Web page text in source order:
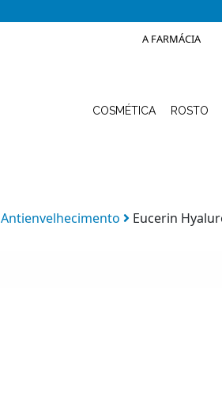
A FARMÁCIA
COSMÉTICA ROSTO
Antienvelhecimento Eucerin